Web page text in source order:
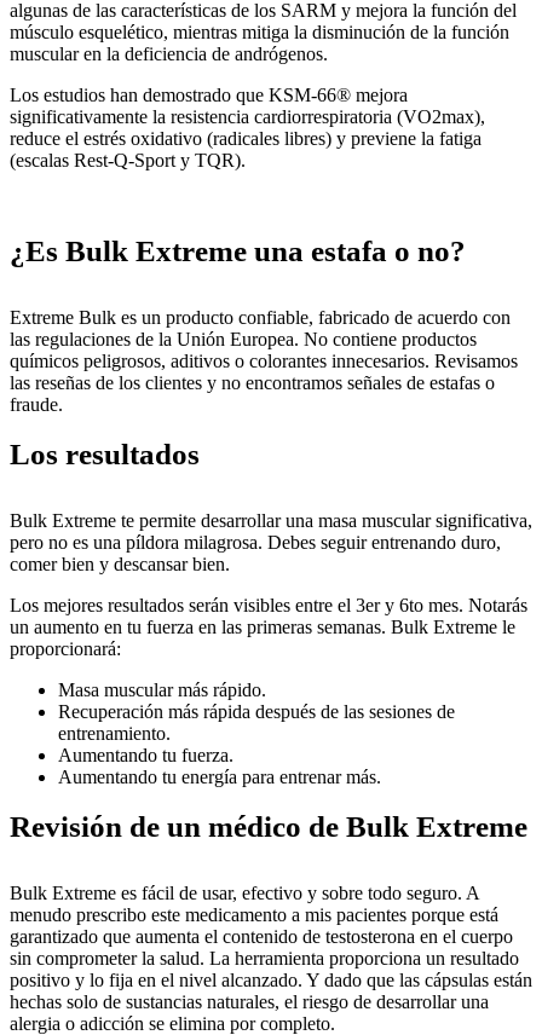
algunas de las características de los SARM y mejora la función del
músculo esquelético, mientras mitiga la disminución de la función
muscular en la deficiencia de andrógenos.
Los estudios han demostrado que KSM-66® mejora
significativamente la resistencia cardiorrespiratoria (VO2max),
reduce el estrés oxidativo (radicales libres) y previene la fatiga
(escalas Rest-Q-Sport y TQR).
¿Es Bulk Extreme una estafa o no?
Extreme Bulk es un producto confiable, fabricado de acuerdo con
las regulaciones de la Unión Europea. No contiene productos
químicos peligrosos, aditivos o colorantes innecesarios. Revisamos
las reseñas de los clientes y no encontramos señales de estafas o
fraude.
Los resultados
Bulk Extreme te permite desarrollar una masa muscular significativa,
pero no es una píldora milagrosa. Debes seguir entrenando duro,
comer bien y descansar bien.
Los mejores resultados serán visibles entre el 3er y 6to mes. Notarás
un aumento en tu fuerza en las primeras semanas. Bulk Extreme le
proporcionará:
Masa muscular más rápido.
Recuperación más rápida después de las sesiones de
entrenamiento.
Aumentando tu fuerza.
Aumentando tu energía para entrenar más.
Revisión de un médico de Bulk Extreme
Bulk Extreme es fácil de usar, efectivo y sobre todo seguro. A
menudo prescribo este medicamento a mis pacientes porque está
garantizado que aumenta el contenido de testosterona en el cuerpo
sin comprometer la salud. La herramienta proporciona un resultado
positivo y lo fija en el nivel alcanzado. Y dado que las cápsulas están
hechas solo de sustancias naturales, el riesgo de desarrollar una
alergia o adicción se elimina por completo.